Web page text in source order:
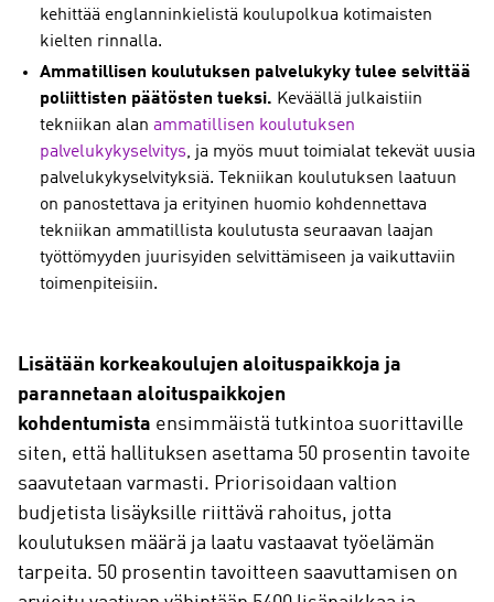
kehittää englanninkielistä koulupolkua kotimaisten
kielten rinnalla.
Ammatillisen koulutuksen palvelukyky tulee selvittää
poliittisten päätösten tueksi. Keväällä julkaistiin
tekniikan alan ammatillisen koulutuksen
palvelukykyselvitys, ja myös muut toimialat tekevät uusia
palvelukykyselvityksiä. Tekniikan koulutuksen laatuun
on panostettava ja erityinen huomio kohdennettava
tekniikan ammatillista koulutusta seuraavan laajan
työttömyyden juurisyiden selvittämiseen ja vaikuttaviin
toimenpiteisiin.
Lisätään korkeakoulujen aloituspaikkoja ja
parannetaan aloituspaikkojen
kohdentumista ensimmäistä tutkintoa suorittaville
siten, että hallituksen asettama 50 prosentin tavoite
saavutetaan varmasti. Priorisoidaan valtion
budjetista lisäyksille riittävä rahoitus, jotta
koulutuksen määrä ja laatu vastaavat työelämän
tarpeita. 50 prosentin tavoitteen saavuttamisen on